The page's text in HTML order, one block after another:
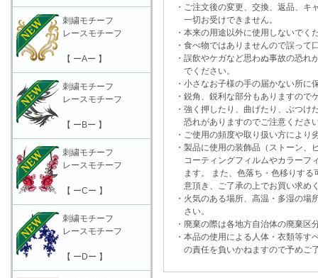
・ご注文後の変更、交換、返品、キ
一切お受けできません。
・本来の用途以外に使用しないでく
・食べ物ではありませんので誤って
・誤飲やケガなど思わぬ事故の恐れ
でください。
・小さなお子様の手の届かない所に
・鋭角、鋭利な部分もありますので
・強く押したり、曲げたり、ぶつけ
恐れがありますのでご注意くださ
・ご使用の頻度や取り扱い方により
・製品に使用の装飾品（ストーン、
コーティングフィルムやカラーフ
ます。 また、色落ち・色移りする
意頂き、ご了承の上でお買い求め
・火気のある場所、高温・多湿の場
さい。
・廃棄の際は各地方自治体の廃棄区
・本品の使用による人体・衣類等す
の責任を負いかねますので予めご
刺繍モチーフ
レースモチーフ
【 ーAー 】
刺繍モチーフ
レースモチーフ
【 ーBー 】
刺繍モチーフ
レースモチーフ
【 ーCー 】
刺繍モチーフ
レースモチーフ
【 ーDー 】